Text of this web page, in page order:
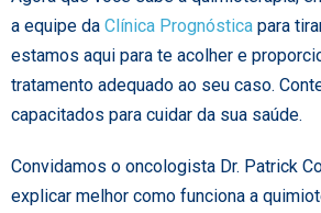
a equipe da Clínica Prognóstica para
estamos aqui para te acolher e
tratamento adequado ao seu caso.
capacitados para cuidar da sua saúde.
Convidamos o oncologista Dr. Patrick
explicar melhor como funciona a